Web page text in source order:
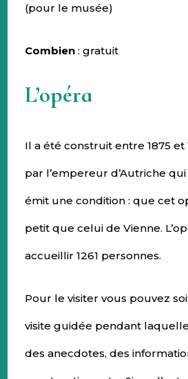
(pour le musée)
Combien : gratuit
L’opéra
Il a été construit entre 1875 et
par l’empereur d’Autriche qui
émit une condition : que cet
petit que celui de Vienne.
accueillir 1261 personnes.
Pour le visiter vous pouvez
visite guidée pendant
des anecdotes, des